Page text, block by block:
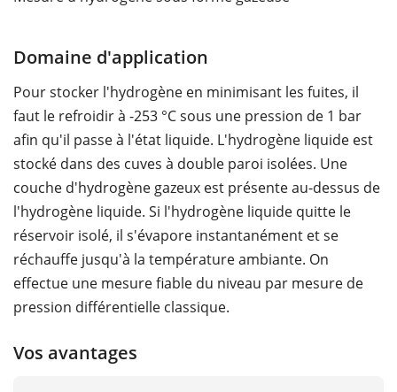
Domaine d'application
Pour stocker l'hydrogène en minimisant les fuites, il
faut le refroidir à -253 °C sous une pression de 1 bar
afin qu'il passe à l'état liquide. L'hydrogène liquide est
stocké dans des cuves à double paroi isolées. Une
couche d'hydrogène gazeux est présente au-dessus de
l'hydrogène liquide. Si l'hydrogène liquide quitte le
réservoir isolé, il s'évapore instantanément et se
réchauffe jusqu'à la température ambiante. On
effectue une mesure fiable du niveau par mesure de
pression différentielle classique.
Vos avantages